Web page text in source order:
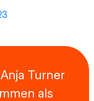
Turner
als